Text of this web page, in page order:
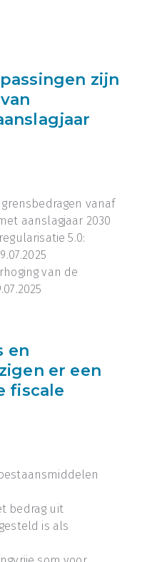
zijn
vanaf
aanslagjaar 2030
5.0:
van de
en
er een
fiscale
bedrag uit
is als